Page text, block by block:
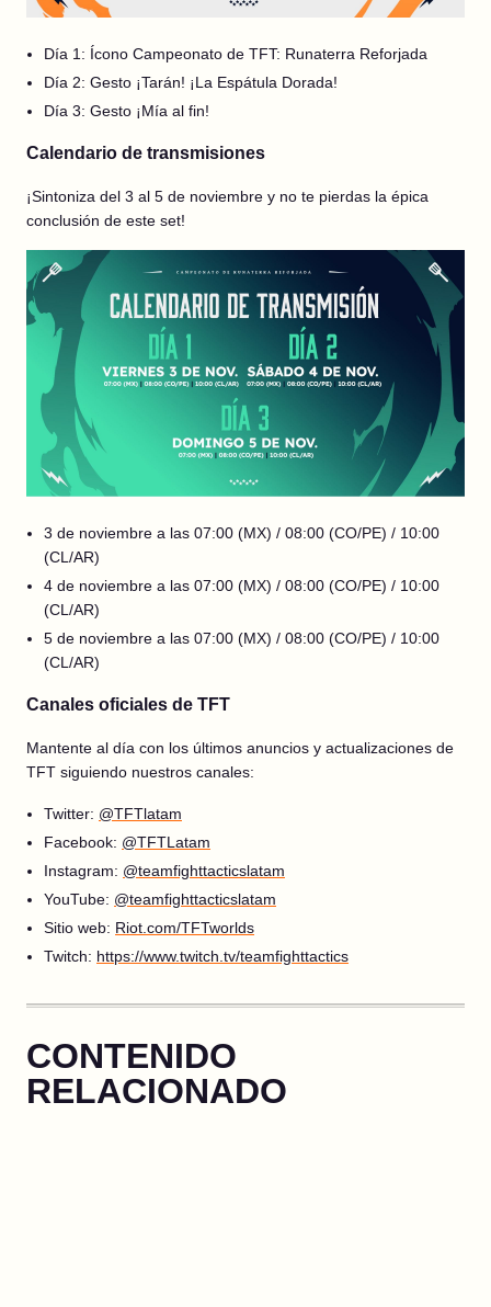
Día 1: Ícono Campeonato de TFT: Runaterra Reforjada
Día 2: Gesto ¡Tarán! ¡La Espátula Dorada!
Día 3: Gesto ¡Mía al fin!
Calendario de transmisiones
¡Sintoniza del 3 al 5 de noviembre y no te pierdas la épica
conclusión de este set!
3 de noviembre a las 07:00 (MX) / 08:00 (CO/PE) / 10:00
(CL/AR)
4 de noviembre a las 07:00 (MX) / 08:00 (CO/PE) / 10:00
(CL/AR)
5 de noviembre a las 07:00 (MX) / 08:00 (CO/PE) / 10:00
(CL/AR)
Canales oficiales de TFT
Mantente al día con los últimos anuncios y actualizaciones de
TFT siguiendo nuestros canales:
Twitter: @TFTlatam
Facebook: @TFTLatam
Instagram: @teamfighttacticslatam
YouTube: @teamfighttacticslatam
Sitio web: Riot.com/TFTworlds
Twitch: https://www.twitch.tv/teamfighttactics
CONTENIDO
RELACIONADO